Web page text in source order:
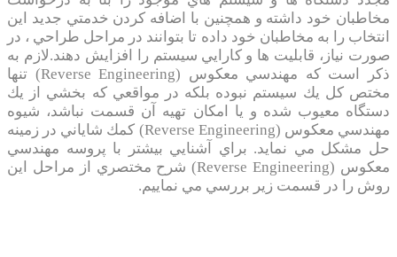
مخاطبان خود داشته و همچنين با اضافه كردن خدمتي جديد اين
انتخاب را به مخاطبان خود داده تا بتوانند در مراحل طراحي ، در
صورت نياز، قابليت ها و كارايي سيستم را افزايش دهند.لازم به
ذكر است كه مهندسي معكوس (Reverse Engineering) تنها
مختص كل يك سيستم نبوده بلكه در مواقعي كه بخشي از يك
دستگاه معيوب شده و يا امكان تهيه آن قسمت نباشد، شيوه
مهندسي معكوس (Reverse Engineering) كمك شاياني در زمينه
حل مشكل مي نمايد. براي آشنايي بيشتر با پروسه مهندسي
معكوس (Reverse Engineering) شرح مختصري از مراحل اين
روش را در قسمت زير بررسي مي نماييم.